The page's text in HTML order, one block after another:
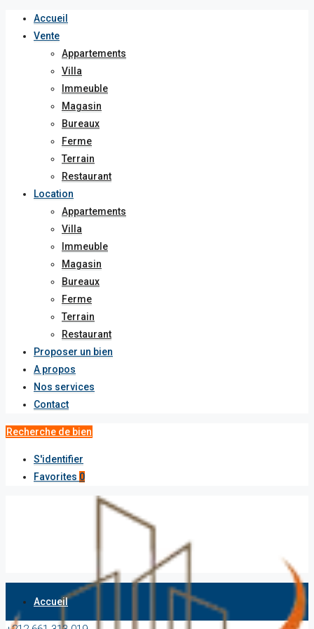
Accueil
Vente
Appartements
Villa
Immeuble
Magasin
Bureaux
Ferme
Terrain
Restaurant
Location
Appartements
Villa
Immeuble
Magasin
Bureaux
Ferme
Terrain
Restaurant
Proposer un bien
A propos
Nos services
Contact
Recherche de bien
S'identifier
Favorites 0
Accueil